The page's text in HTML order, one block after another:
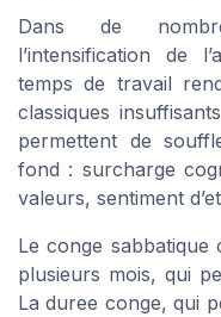
Dans de
l’intensification de
temps de travail
classiques
permettent de
fond : surcharge
valeurs, sentiment
Le conge
plusieurs mois, qui
La duree conge, qui